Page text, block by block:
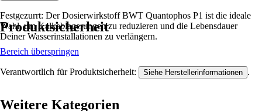
Festgezurrt: Der Dosierwirkstoff BWT Quantophos P1 ist die ideale
Wahl, um Kalkablagerungen zu reduzieren und die Lebensdauer
Deiner Wasserinstallationen zu verlängern.
Produktsicherheit
Bereich überspringen
Verantwortlich für Produktsicherheit: Siehe Herstellerinformationen .
Weitere Kategorien